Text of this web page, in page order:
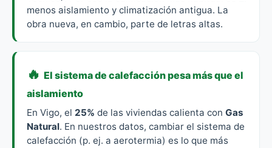
menos aislamiento y climatización antigua. La
obra nueva, en cambio, parte de letras altas.
🔥 El sistema de calefacción pesa más que el
aislamiento
En Vigo, el 25% de las viviendas calienta con Gas
Natural. En nuestros datos, cambiar el sistema de
calefacción (p. ej. a aerotermia) es lo que más